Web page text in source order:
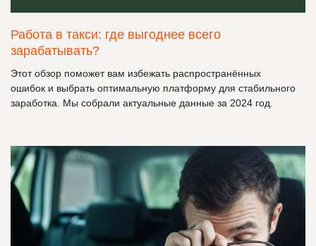
Работа в такси: где выгоднее всего
зарабатывать?
Этот обзор поможет вам избежать распространённых
ошибок и выбрать оптимальную платформу для стабильного
заработка. Мы собрали актуальные данные за 2024 год.